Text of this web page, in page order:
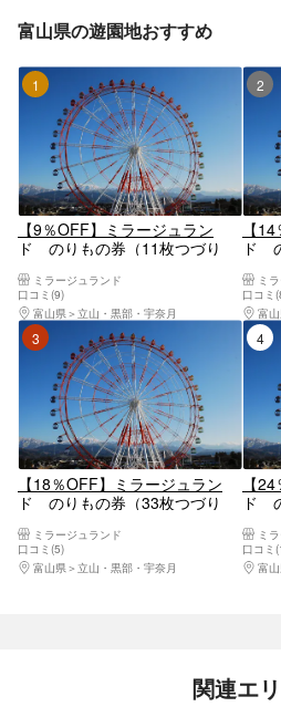
富山県の遊園地おすすめ
1位
【9％OFF】ミラージュラン
ド のりもの券（11枚つづり
ミラージュランド
口コミ(9)
富山県
立山・黒部・宇奈月
【
ド
ミ
口コミ
富
3位
【18％OFF】ミラージュラン
ド のりもの券（33枚つづり
ミラージュランド
口コミ(5)
富山県
立山・黒部・宇奈月
【
ド
ミ
口コミ
富
関連エ